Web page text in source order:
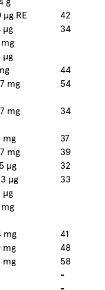
µg RE
42
µg
34
µg
44
mg
54
mg
34
mg
37
mg
39
µg
32
µg
33
µg
mg
41
mg
48
mg
58
-